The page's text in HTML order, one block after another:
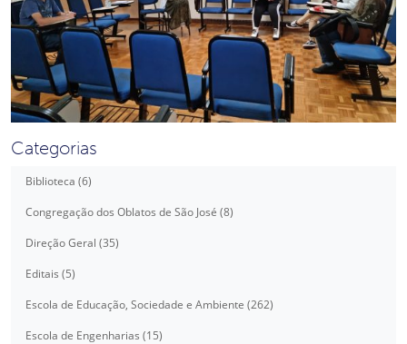
Categorias
Biblioteca (6)
Congregação dos Oblatos de São José (8)
Direção Geral (35)
Editais (5)
Escola de Educação, Sociedade e Ambiente (262)
Escola de Engenharias (15)